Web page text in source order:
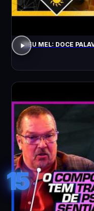
MEU MEL: DOCE
15